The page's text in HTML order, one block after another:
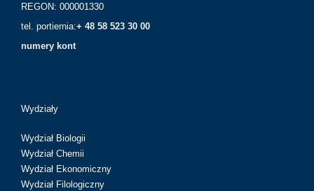
REGON: 000001330
tel. portiernia:+ 48 58 523 30 00
numery kont
Wydziały
Wydział Biologii
Wydział Chemii
Wydział Ekonomiczny
Wydział Filologiczny